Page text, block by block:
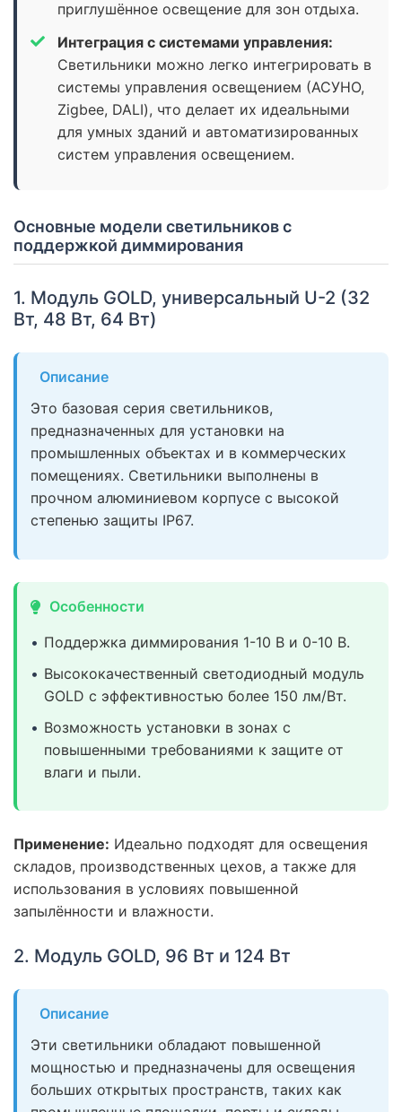
приглушённое освещение для зон отдыха.
Интеграция с системами управления:
Светильники можно легко интегрировать в
системы управления освещением (АСУНО,
Zigbee, DALI), что делает их идеальными
для умных зданий и автоматизированных
систем управления освещением.
Основные модели светильников с
поддержкой диммирования
1. Модуль GOLD, универсальный U-2 (32
Вт, 48 Вт, 64 Вт)
Описание
Это базовая серия светильников,
предназначенных для установки на
промышленных объектах и в коммерческих
помещениях. Светильники выполнены в
прочном алюминиевом корпусе с высокой
степенью защиты IP67.
Особенности
Поддержка диммирования 1-10 В и 0-10 В.
Высококачественный светодиодный модуль
GOLD с эффективностью более 150 лм/Вт.
Возможность установки в зонах с
повышенными требованиями к защите от
влаги и пыли.
Применение: Идеально подходят для освещения
складов, производственных цехов, а также для
использования в условиях повышенной
запылённости и влажности.
2. Модуль GOLD, 96 Вт и 124 Вт
Описание
Эти светильники обладают повышенной
мощностью и предназначены для освещения
больших открытых пространств, таких как